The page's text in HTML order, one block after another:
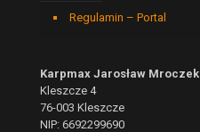
Regulamin – Portal
Karpmax Jarosław Mroczek
Kleszcze 4
76-003 Kleszcze
NIP: 6692299690